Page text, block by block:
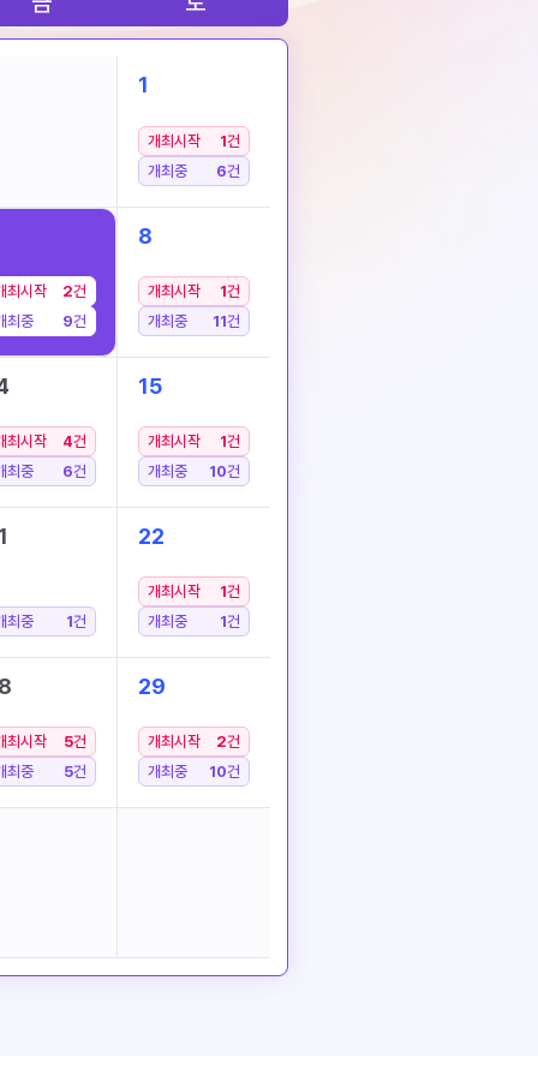
1
개최시작 1건
개최중
6건
최시작 2건
최중
9건
8
개최시작 1건
개최중
11건
최시작 4건
최중
6건
15
개최시작 1건
개최중
10건
최중 1건
22
개최시작 1건
개최중
1건
최시작 5건
최중
5건
29
개최시작 2건
개최중
10건